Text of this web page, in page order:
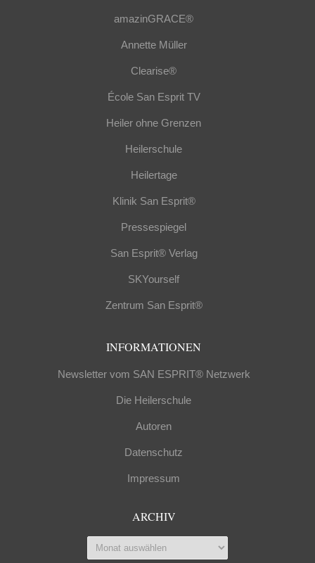
amazinGRACE®
Annette Müller
Clearise®
École San Esprit TV
Heiler ohne Grenzen
Heilerschule
Heilertage
Klinik San Esprit®
Pressespiegel
San Esprit® Verlag
SKYourself
Zentrum San Esprit®
INFORMATIONEN
Newsletter vom SAN ESPRIT® Netzwerk
Die Heilerschule
Autoren
Datenschutz
Impressum
ARCHIV